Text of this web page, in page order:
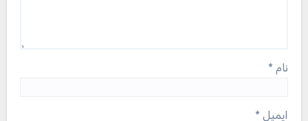
نام *
ایمیل *